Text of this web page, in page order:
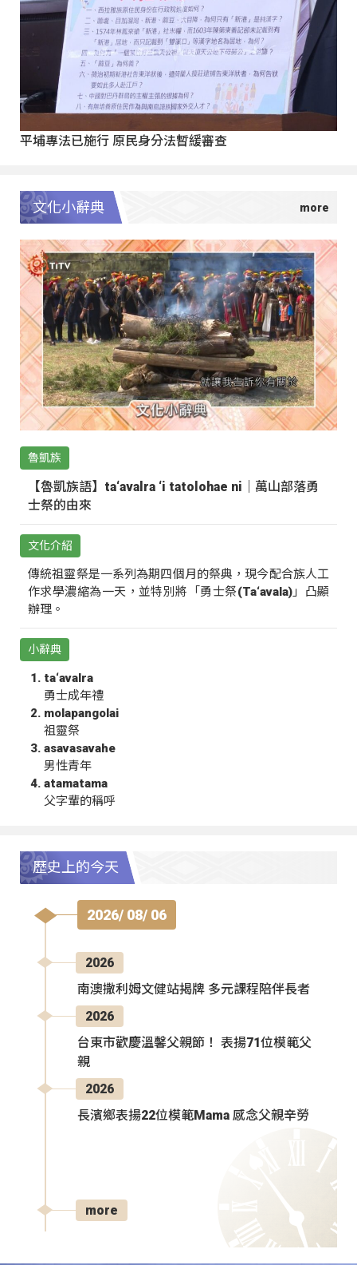
平埔專法已施行 原民身分法暫緩審查
文化小辭典
魯凱族
【魯凱族語】ta‘avalra ‘i tatolohae ni｜萬山部落勇
士祭的由來
文化介紹
傳統祖靈祭是一系列為期四個月的祭典，現今配合族人工
作求學濃縮為一天，並特別將「勇士祭(Ta‘avala)」凸顯
辦理。
小辭典
ta‘avalra
勇士成年禮
molapangolai
祖靈祭
asavasavahe
男性青年
atamatama
父字輩的稱呼
歷史上的今天
2026/ 08/ 06
2026
南澳撒利姆文健站揭牌 多元課程陪伴長者
2026
台東市歡慶溫馨父親節！ 表揚71位模範父
親
2026
長濱鄉表揚22位模範Mama 感念父親辛勞
more